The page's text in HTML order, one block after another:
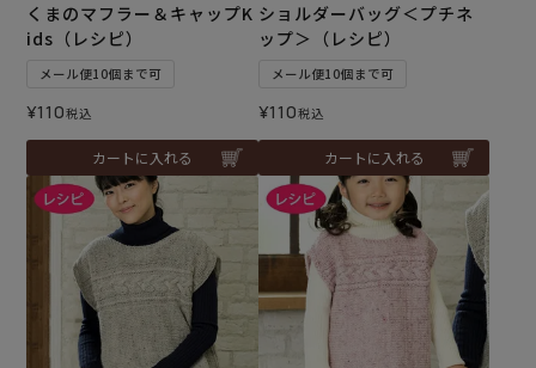
くまのマフラー＆キャップK
ids（レシピ）
メール便10個まで可
¥110税込
カートに入れる
ショルダーバッグ＜プチネ
ップ＞（レシピ）
メール便10個まで可
¥110税込
カートに入れる